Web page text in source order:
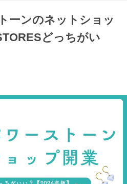
ーンのネットショッ
どっちがい